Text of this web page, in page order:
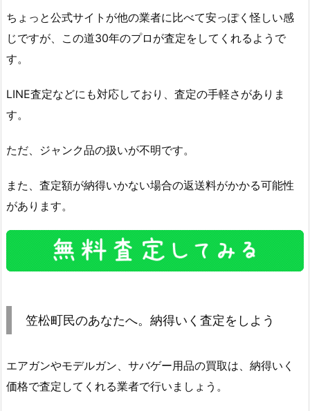
ちょっと公式サイトが他の業者に比べて安っぽく怪しい感
じですが、この道30年のプロが査定をしてくれるようで
す。
LINE査定などにも対応しており、査定の手軽さがありま
す。
ただ、ジャンク品の扱いが不明です。
また、査定額が納得いかない場合の返送料がかかる可能性
があります。
笠松町民のあなたへ。納得いく査定をしよう
エアガンやモデルガン、サバゲー用品の買取は、納得いく
価格で査定してくれる業者で行いましょう。